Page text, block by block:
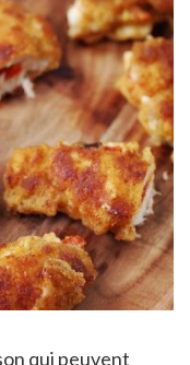
qui peuvent